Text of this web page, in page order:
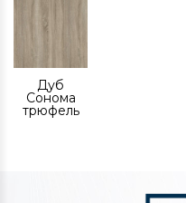
Дуб
Сонома
трюфель